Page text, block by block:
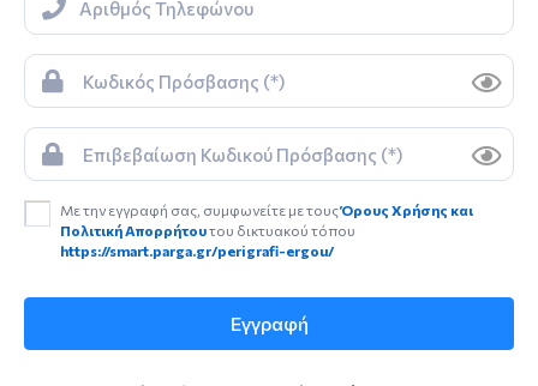
Με την εγγραφή σας, συμφωνείτε με τουςΌρους Χρήσης και
Πολιτική Απορρήτουτου δικτυακού τόπου
https://smart.parga.gr/perigrafi-ergou/
Εγγραφή